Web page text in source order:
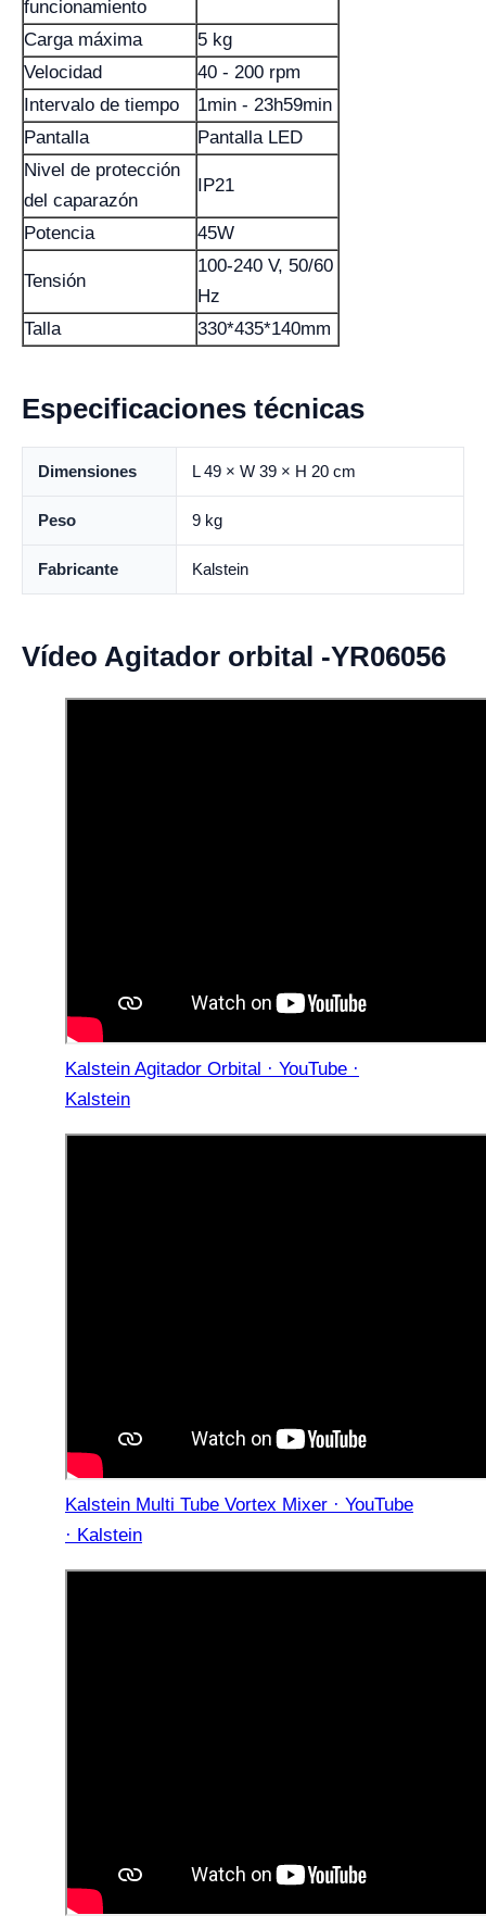
funcionamiento
Carga máxima
5 kg
Velocidad
40 - 200 rpm
Intervalo de tiempo
1min - 23h59min
Pantalla
Pantalla LED
Nivel de protección
del caparazón
IP21
Potencia 45W
Tensión
100-240 V, 50/60
Hz
Talla
330*435*140mm
Especificaciones técnicas
Dimensiones L 49 × W 39 × H 20 cm
Peso 9 kg
Fabricante Kalstein
Vídeo Agitador orbital -YR06056
Kalstein Agitador Orbital · YouTube ·
Kalstein
Kalstein Multi Tube Vortex Mixer · YouTube
· Kalstein